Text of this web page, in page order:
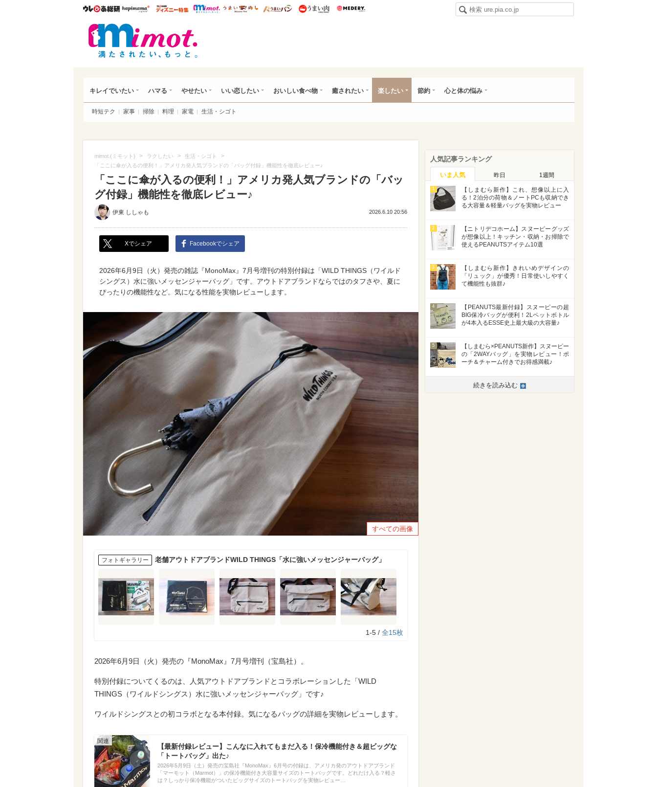
ウレぴあ総研ハピママ* ウレぴあ総研 ディズニー特集
mimot. うまいめし うまいパン うまい肉
キレイでいたい ハマる やせたい いい恋したい おいしい食べ物 癒されたい 楽したい 節約 心と体の悩み
時短テク 家事 掃除 料理 家電 生活・シゴト
mimot.(ミモット) > ラクしたい > 生活・シゴト >
「ここに傘が入るの便利！」アメリカ発人気ブランドの「バッグ付録」機能性を徹底レビュー♪
「ここに傘が入るの便利！」アメリカ発人気ブランドの「バッ
グ付録」機能性を徹底レビュー♪
伊東 ししゃも 2026.6.10 20:56
Xでシェア Facebookでシェア
2026年6月9日（火）発売の雑誌『MonoMax』7月号増刊の特別付録は「WILD THINGS（ワイルド
シングス）水に強いメッセンジャーバッグ」です。アウトドアブランドならではのタフさや、夏に
ぴったりの機能性など。気になる性能を実物レビューします。
すべての画像
フォトギャラリー 老舗アウトドアブランドWILD THINGS「水に強いメッセンジャーバッグ」
1-5 / 全15枚
2026年6月9日（火）発売の『MonoMax』7月号増刊（宝島社）。
特別付録についてくるのは、人気アウトドアブランドとコラボレーションした「WILD
THINGS（ワイルドシングス）水に強いメッセンジャーバッグ」です♪
ワイルドシングスとの初コラボとなる本付録。気になるバッグの詳細を実物レビューします。
【最新付録レビュー】こんなに入れてもまだ入る！保冷機能付き＆超ビッグな
「トートバッグ」出た♪
2026年5月9日（土）発売の宝島社『MonoMax』6月号の付録は、アメリカ発のアウトドアブランド
「マーモット（Marmot）」の保冷機能付き大容量サイズのトートバッグです。どれだけ入る？軽さ
は？しっかり保冷機能がついたビッグサイズのトートバッグを実物レビュー…
人気記事ランキング
いま人気 昨日 1週間
1
【しまむら新作】これ、想像以上に入
る！2泊分の荷物＆ノートPCも収納でき
る大容量＆軽量バッグを実物レビュー
2
【ニトリデコホーム】スヌーピーグッズ
が想像以上！キッチン・収納・お掃除で
使えるPEANUTSアイテム10選
3
【しまむら新作】きれいめデザインの
「リュック」が優秀！日常使いしやすく
て機能性も抜群♪
4
【PEANUTS最新付録】スヌーピーの超
BIG保冷バッグが便利！2Lペットボトル
が4本入るESSE史上最大級の大容量♪
5
【しまむら×PEANUTS新作】スヌーピー
の「2WAYバッグ」を実物レビュー！ポ
ーチ＆チャーム付きでお得感満載♪
続きを読み込む